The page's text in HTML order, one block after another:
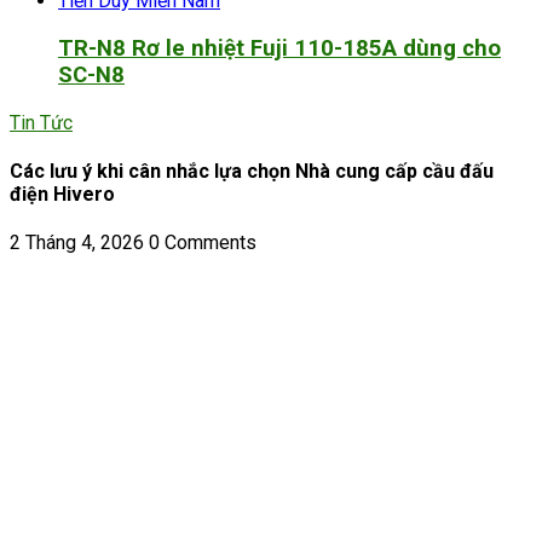
TR-N8 Rơ le nhiệt Fuji 110-185A dùng cho
SC-N8
Tin Tức
Các lưu ý khi cân nhắc lựa chọn Nhà cung cấp cầu đấu
điện Hivero
2 Tháng 4, 2026 0 Comments